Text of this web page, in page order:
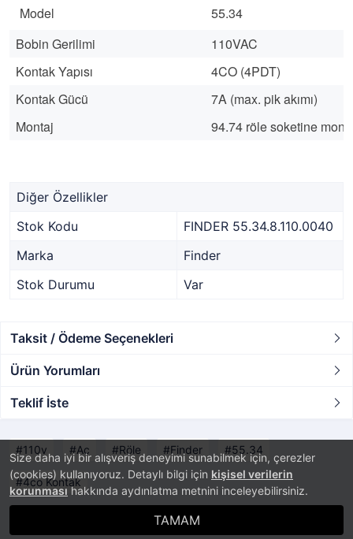
Size daha iyi bir alışveriş deneyimi sunabilmek için, çerezler
(cookies) kullanıyoruz. Detaylı bilgi için kişisel verilerin
korunmasıhakkında aydınlatma metnini inceleyebilirsiniz.
TAMAM
Model
55.34
Bobin Gerilimi
110VAC
Kontak Yapısı
4CO (4PDT)
Kontak Gücü
7A (max. pik akımı)
Montaj
94.74 röle soketine
Diğer Özellikler
Stok Kodu
FINDER 55.34.8.110.0040
Marka
Finder
Stok Durumu
Var
Taksit / Ödeme Seçenekleri
Ürün Yorumları
Teklif İste
110v Ac Röle Finder 55.34
4co Kontak
E-Ticaret Sistemi